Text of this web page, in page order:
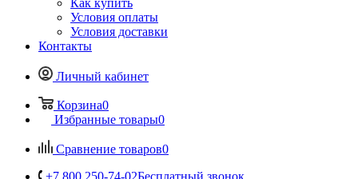
Как купить
Условия оплаты
Условия доставки
Контакты
Личный кабинет
Корзина0
Избранные товары0
Сравнение товаров0
+7 800 250-74-02Бесплатный звонок